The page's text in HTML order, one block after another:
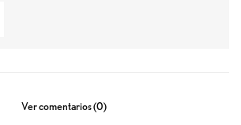
Ver comentarios (0)